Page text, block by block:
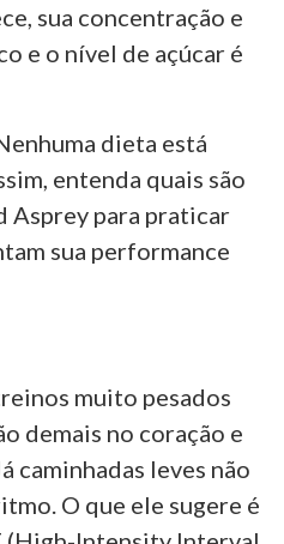
sua concentração e
e o nível de açúcar é
dieta está
entenda quais são
Asprey para praticar
sua performance
muito pesados
demais no coração e
caminhadas leves não
O que ele sugere é